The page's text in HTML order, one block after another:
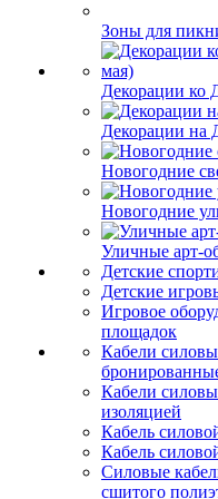
Зоны для
Декорации ко
Декорации на
Новогодние
Новогодние
Уличные арт-
Детские
Детские
Игровое
площадок
Кабели
Кабели
изоляцией
Кабель
Кабель
Силовые
сшитого